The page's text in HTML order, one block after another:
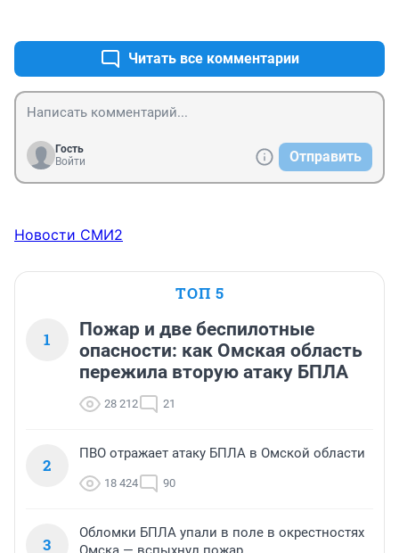
Читать все комментарии
Гость
Войти
Отправить
Новости СМИ2
ТОП 5
1
Пожар и две беспилотные
опасности: как Омская область
пережила вторую атаку БПЛА
28 212 21
2
ПВО отражает атаку БПЛА в Омской области
18 424 90
3
Обломки БПЛА упали в поле в окрестностях